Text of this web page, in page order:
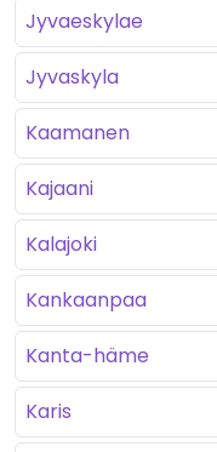
Jyvaeskylae
Jyvaskyla
Kaamanen
Kajaani
Kalajoki
Kankaanpaa
Kanta-häme
Karis